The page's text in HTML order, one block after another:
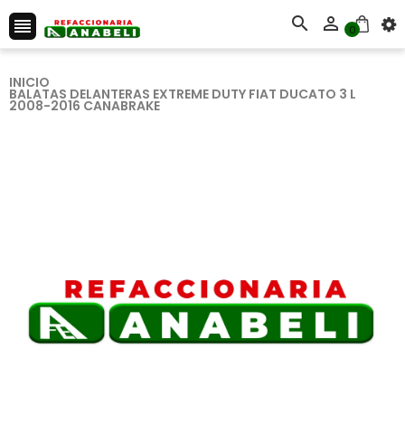
   0
INICIO
BALATAS DELANTERAS EXTREME DUTY FIAT DUCATO 3 L
2008-2016 CANABRAKE